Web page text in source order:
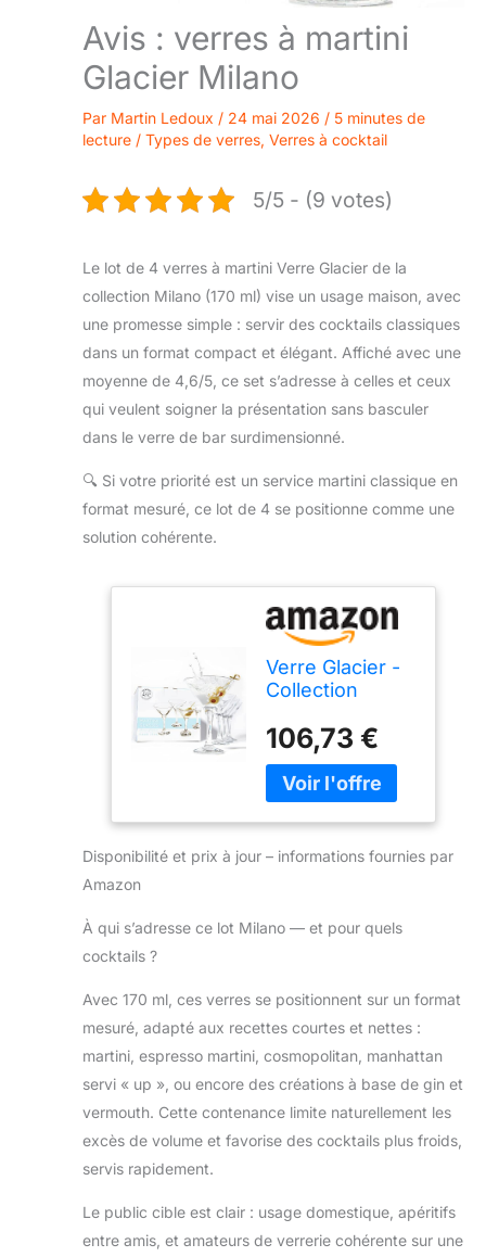
Avis : verres à martini
Glacier Milano
Par Martin Ledoux / 24 mai 2026 / 5 minutes de
lecture / Types de verres, Verres à cocktail
5/5 - (9 votes)
Le lot de 4 verres à martini Verre Glacier de la
collection Milano (170 ml) vise un usage maison, avec
une promesse simple : servir des cocktails classiques
dans un format compact et élégant. Affiché avec une
moyenne de 4,6/5, ce set s’adresse à celles et ceux
qui veulent soigner la présentation sans basculer
dans le verre de bar surdimensionné.
🔍 Si votre priorité est un service martini classique en
format mesuré, ce lot de 4 se positionne comme une
solution cohérente.
Verre Glacier -
Collection
verres à martini
(170 ml).
106,73 €
Disponibilité et prix à jour – informations fournies par
Amazon
À qui s’adresse ce lot Milano — et pour quels
cocktails ?
Avec 170 ml, ces verres se positionnent sur un format
mesuré, adapté aux recettes courtes et nettes :
martini, espresso martini, cosmopolitan, manhattan
servi « up », ou encore des créations à base de gin et
vermouth. Cette contenance limite naturellement les
excès de volume et favorise des cocktails plus froids,
servis rapidement.
Le public cible est clair : usage domestique, apéritifs
entre amis, et amateurs de verrerie cohérente sur une